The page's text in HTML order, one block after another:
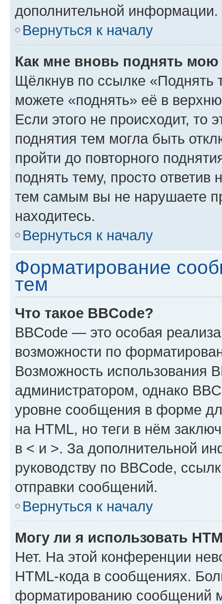
дополнительной информации.
Вернуться к началу
Как мне вновь поднять мою
Щёлкнув по ссылке «Поднять
можете «поднять» её в
Если этого не происходит, то
поднятия тем могла быть
пройти до повторного
поднять тему, просто ответив
тем самым вы не нарушаете
находитесь.
Вернуться к началу
Форматирование
тем
Что такое BBCode?
BBCode — это особая
возможности по
Возможность использования
администратором, однако
уровне сообщения в форме
на HTML, но теги в нём
в < и >. За дополнительной
руководству по BBCode,
отправки сообщений.
Вернуться к началу
Могу ли я использовать
Нет. На этой конференции
HTML-кода в сообщениях.
форматированию сообщений